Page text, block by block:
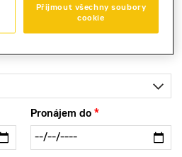
stavební a montážní práce s
Pronájem do
Přijmout všechny soubory
cookie